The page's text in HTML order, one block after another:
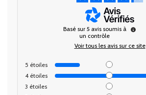
Basé sur 5 avis soumis à
un contrôle
Voir tous les avis sur ce site
5 étoiles
4 étoiles
3 étoiles